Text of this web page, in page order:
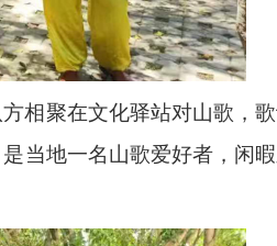
相聚在文化驿站对山歌，
当地一名山歌爱好者，闲